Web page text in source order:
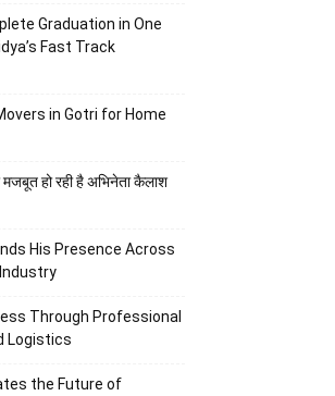
Graduation in One
Fast Track
in Gotri for Home
मजबूत हो रही है अभिनेता कैलाश
His Presence Across
Through Professional
Logistics
the Future of